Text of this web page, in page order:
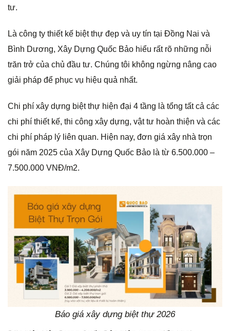
tư.
Là công ty thiết kế biệt thự đẹp và uy tín tại Đồng Nai và
Bình Dương, Xây Dựng Quốc Bảo hiểu rất rõ những nỗi
trăn trở của chủ đầu tư. Chúng tôi không ngừng nâng cao
giải pháp để phục vụ hiệu quả nhất.
Chi phí xây dựng biệt thự hiện đại 4 tầng là tổng tất cả các
chi phí thiết kế, thi công xây dựng, vật tư hoàn thiện và các
chi phí pháp lý liên quan. Hiện nay, đơn giá xây nhà trọn
gói năm 2025 của Xây Dựng Quốc Bảo là từ 6.500.000 –
7.500.000 VNĐ/m2.
Báo giá xây dựng biệt thự 2026